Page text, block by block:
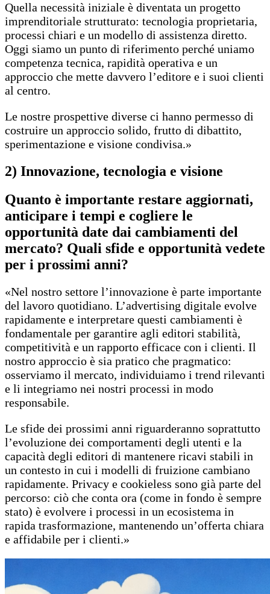
Quella necessità iniziale è diventata un progetto
imprenditoriale strutturato: tecnologia proprietaria,
processi chiari e un modello di assistenza diretto.
Oggi siamo un punto di riferimento perché uniamo
competenza tecnica, rapidità operativa e un
approccio che mette davvero l’editore e i suoi clienti
al centro.
Le nostre prospettive diverse ci hanno permesso di
costruire un approccio solido, frutto di dibattito,
sperimentazione e visione condivisa.»
2) Innovazione, tecnologia e visione
Quanto è importante restare aggiornati,
anticipare i tempi e cogliere le
opportunità date dai cambiamenti del
mercato? Quali sfide e opportunità vedete
per i prossimi anni?
«Nel nostro settore l’innovazione è parte importante
del lavoro quotidiano. L’advertising digitale evolve
rapidamente e interpretare questi cambiamenti è
fondamentale per garantire agli editori stabilità,
competitività e un rapporto efficace con i clienti. Il
nostro approccio è sia pratico che pragmatico:
osserviamo il mercato, individuiamo i trend rilevanti
e li integriamo nei nostri processi in modo
responsabile.
Le sfide dei prossimi anni riguarderanno soprattutto
l’evoluzione dei comportamenti degli utenti e la
capacità degli editori di mantenere ricavi stabili in
un contesto in cui i modelli di fruizione cambiano
rapidamente. Privacy e cookieless sono già parte del
percorso: ciò che conta ora (come in fondo è sempre
stato) è evolvere i processi in un ecosistema in
rapida trasformazione, mantenendo un’offerta chiara
e affidabile per i clienti.»